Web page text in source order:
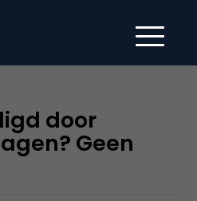
door
Geen